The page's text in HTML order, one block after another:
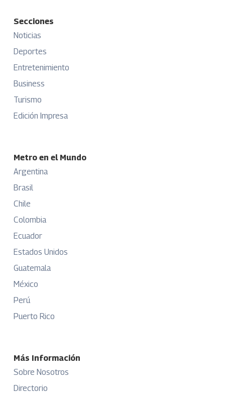
Secciones
Noticias
Deportes
Entretenimiento
Business
Turismo
Edición Impresa
Metro en el Mundo
Argentina
Brasil
Chile
Colombia
Ecuador
Estados Unidos
Guatemala
México
Perú
Puerto Rico
Más Información
Sobre Nosotros
Directorio